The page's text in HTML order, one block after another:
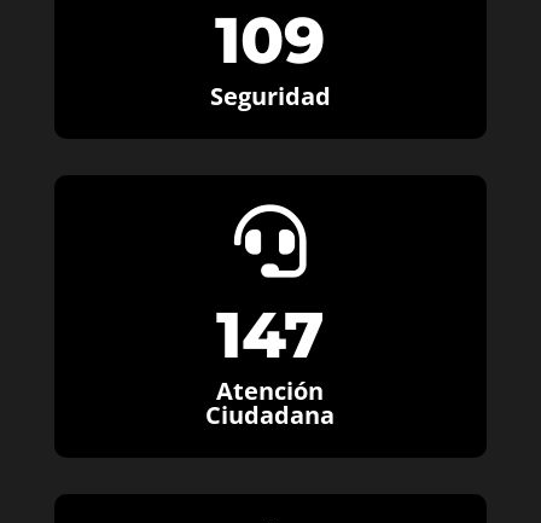
109
Seguridad

147
Atención
Ciudadana